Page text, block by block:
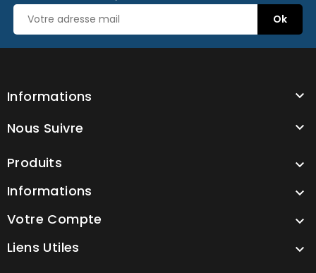
Informations 
Nous Suivre 
Produits 
Informations 
Votre Compte 
Liens Utiles 